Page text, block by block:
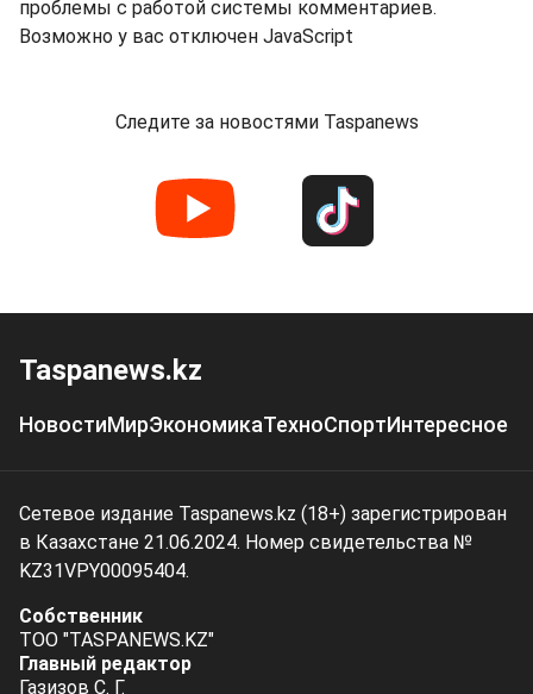
проблемы с работой системы комментариев.
Возможно у вас отключен JavaScript
Следите за новостями Taspanews
Taspanews.kz
НовостиМирЭкономикаТехноСпортИнтересное
Сетевое издание Taspanews.kz (18+) зарегистрирован
в Казахстане 21.06.2024. Номер свидетельства №
KZ31VPY00095404.
Собственник
ТОО "TASPANEWS.KZ"
Главный редактор
Газизов С. Г.